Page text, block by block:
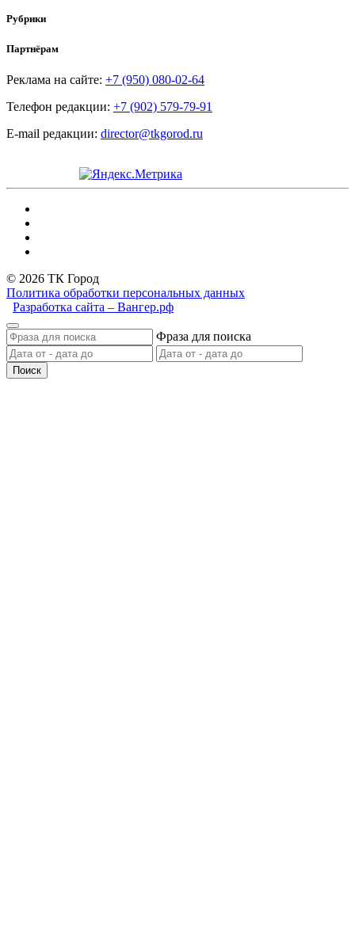
Рубрики
Партнёрам
Реклама на сайте: +7 (950) 080-02-64
Телефон редакции: +7 (902) 579-79-91
E-mail редакции: director@tkgorod.ru
© 2026 ТК Город
Политика обработки персональных данных
Разработка сайта – Вангер.рф
Фраза для поиска
Поиск